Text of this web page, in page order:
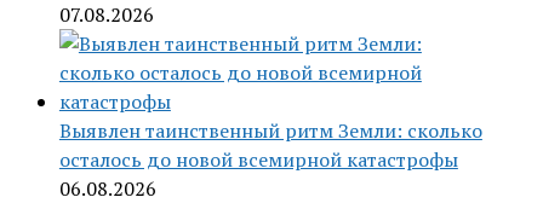
07.08.2026
Выявлен таинственный ритм Земли: сколько
осталось до новой всемирной катастрофы
06.08.2026